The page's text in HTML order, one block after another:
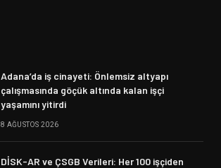
Adana’da iş cinayeti: Önlemsiz altyapı
çalışmasında göçük altında kalan işçi
yaşamını yitirdi
8 AĞUSTOS 2026
DİSK-AR ve ÇSGB Verileri: Her 100 işçiden